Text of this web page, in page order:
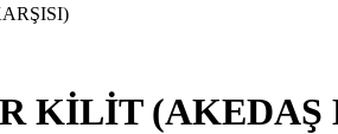
KİLİT (AKEDAŞ